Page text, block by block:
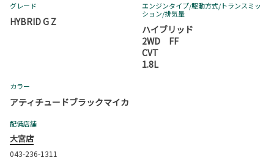
グレード
HYBRID G Z
エンジンタイプ/駆動方式/トランスミッ
ション/排気量
ハイブリッド
2WD FF
CVT
1.8L
カラー
アティチュードブラックマイカ
配備店舗
大宮店
043-236-1311